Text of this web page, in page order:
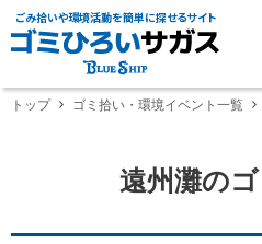
ごみ拾いや環境活動を簡単に探せるサイト
トップ ゴミ拾い・環境イベント一覧
遠州灘の